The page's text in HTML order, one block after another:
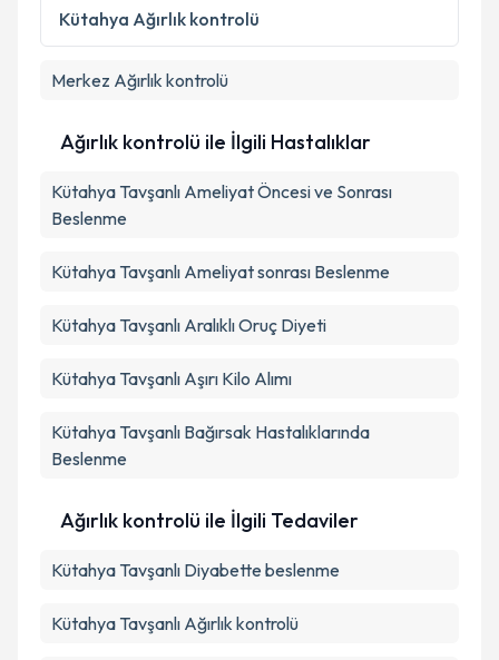
Kütahya Ağırlık kontrolü
Merkez Ağırlık kontrolü
Ağırlık kontrolü ile İlgili Hastalıklar
Kütahya Tavşanlı Ameliyat Öncesi ve Sonrası
Beslenme
Kütahya Tavşanlı Ameliyat sonrası Beslenme
Kütahya Tavşanlı Aralıklı Oruç Diyeti
Kütahya Tavşanlı Aşırı Kilo Alımı
Kütahya Tavşanlı Bağırsak Hastalıklarında
Beslenme
Ağırlık kontrolü ile İlgili Tedaviler
Kütahya Tavşanlı Diyabette beslenme
Kütahya Tavşanlı Ağırlık kontrolü